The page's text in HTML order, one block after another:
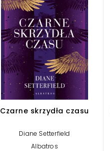
Czarne skrzydła czasu
Diane Setterfield
Albatros